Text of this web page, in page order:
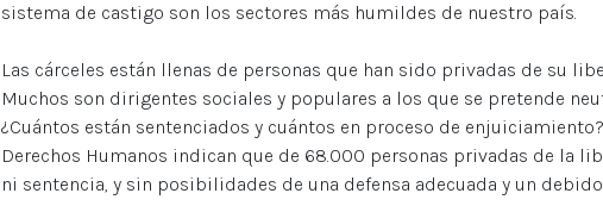
sistema de castigo son los sectores más humildes de nuestro país.
Las cárceles están llenas de personas que han sido privadas de su
Muchos son dirigentes sociales y populares a los que se pretende
¿Cuántos están sentenciados y cuántos en proceso de
Derechos Humanos indican que de 68.000 personas privadas de la
ni sentencia, y sin posibilidades de una defensa adecuada y un